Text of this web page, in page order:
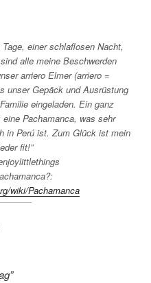
einer schlaflosen Nacht,
alle meine Beschwerden
arriero Elmer (arriero =
unser Gepäck und Ausrüstung
eingeladen. Ein ganz
Pachamanca, was sehr
in Perú ist. Zum Glück ist mein
fit!”
wiki/Pachamanca